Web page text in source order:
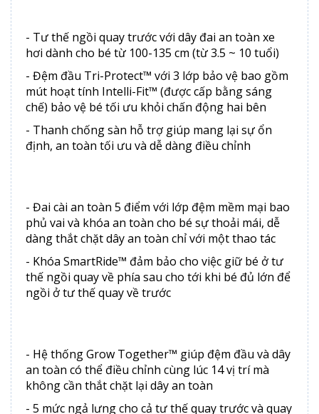
- Tư thế ngồi quay trước với dây đai an toàn xe
hơi dành cho bé từ 100-135 cm (từ 3.5 ~ 10 tuổi)
- Đệm đầu Tri-Protect™ với 3 lớp bảo vệ bao gồm
mút hoạt tính Intelli-Fit™ (được cấp bằng sáng
chế) bảo vệ bé tối ưu khỏi chấn động hai bên
- Thanh chống sàn hỗ trợ giúp mang lại sự ổn
định, an toàn tối ưu và dễ dàng điều chỉnh
- Đai cài an toàn 5 điểm với lớp đệm mềm mại bao
phủ vai và khóa an toàn cho bé sự thoải mái, dễ
dàng thắt chặt dây an toàn chỉ với một thao tác
- Khóa SmartRide™ đảm bảo cho việc giữ bé ở tư
thế ngồi quay về phía sau cho tới khi bé đủ lớn để
ngồi ở tư thế quay về trước
- Hệ thống Grow Together™ giúp đệm đầu và dây
an toàn có thể điều chỉnh cùng lúc 14 vị trí mà
không cần thắt chặt lại dây an toàn
- 5 mức ngả lưng cho cả tư thế quay trước và quay